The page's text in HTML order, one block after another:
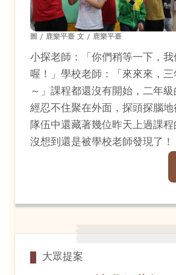
圖 / 鹿樂平臺 文 / 鹿樂平臺
小探老師：「你們稍等一下，
喔！」學校老師：「來來來，三
～」課程都還沒有開始，二年
經忍不住聚在外面，探頭探腦地
隊伍中還藏著幾位昨天上過課程
沒想到還是被學校老師發現了！
大眾提案